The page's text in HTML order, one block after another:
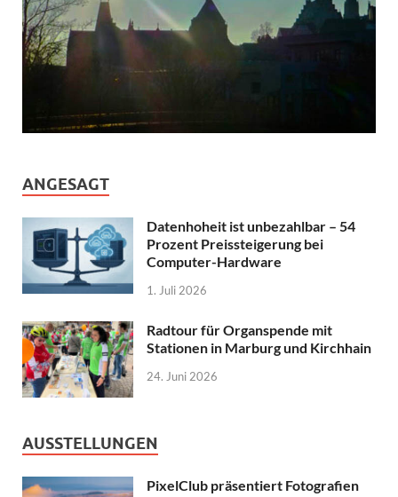
ANGESAGT
Datenhoheit ist unbezahlbar – 54
Prozent Preissteigerung bei
Computer-Hardware
1. Juli 2026
Radtour für Organspende mit
Stationen in Marburg und Kirchhain
24. Juni 2026
AUSSTELLUNGEN
PixelClub präsentiert Fotografien